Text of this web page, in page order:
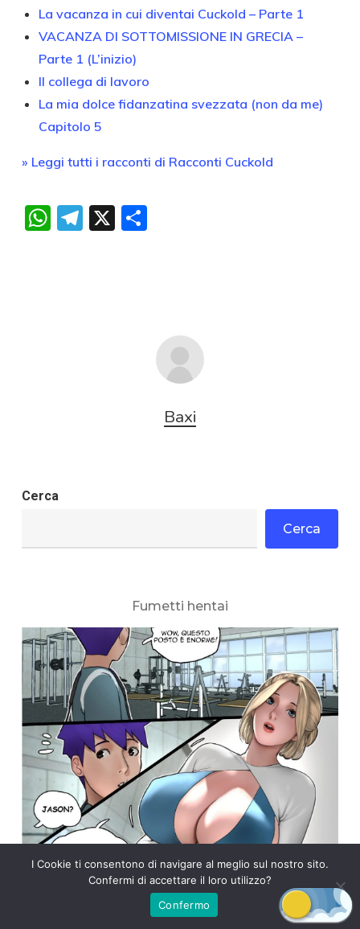
La vacanza in cui diventai Cuckold – Parte 1
VACANZA DI SOTTOMISSIONE IN GRECIA –
Parte 1 (L’inizio)
Il collega di lavoro
La mia dolce fidanzatina svezzata (non da me)
Capitolo 5
» Leggi tutti i racconti di Racconti Cuckold
WhatsApp
Telegram
X Condividi
Baxi
Cerca
Cerca
Fumetti hentai
I Cookie ti consentono di navigare al meglio sul nostro sito.
Confermi di accettare il loro utilizzo?
Confermo